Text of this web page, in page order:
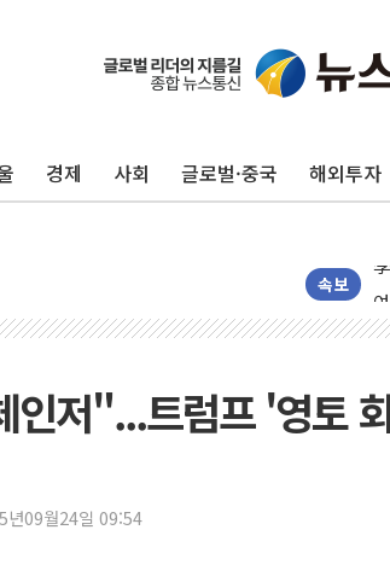
경제 사회 글로벌·중국 해외투자
속보
'
인저"...트럼프 '영토
년09월24일 09:54